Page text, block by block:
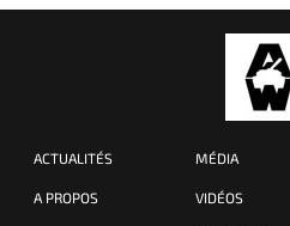
ACTUALITÉS
A PROPOS
MÉDIA
VIDÉOS